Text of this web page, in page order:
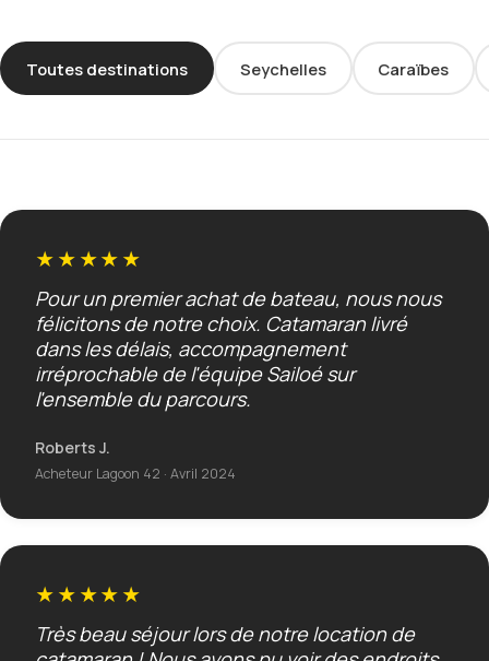
Toutes destinations Seychelles Caraïbes
★★★★★
Pour un premier achat de bateau, nous nous
félicitons de notre choix. Catamaran livré
dans les délais, accompagnement
irréprochable de l'équipe Sailoé sur
l'ensemble du parcours.
Roberts J.
Acheteur Lagoon 42 · Avril 2024
★★★★★
Très beau séjour lors de notre location de